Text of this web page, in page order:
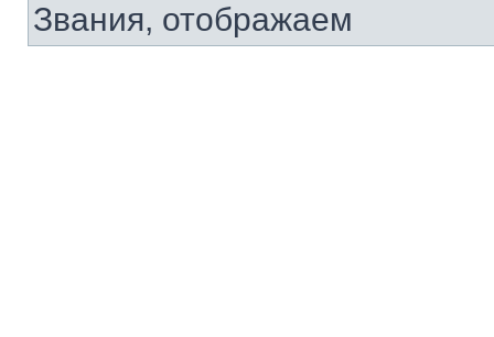
Звания, отображаем